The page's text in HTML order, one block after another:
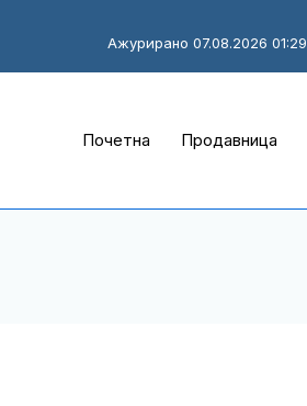
Ажурирано 07.08.2026 01:29
Почетна Продавница